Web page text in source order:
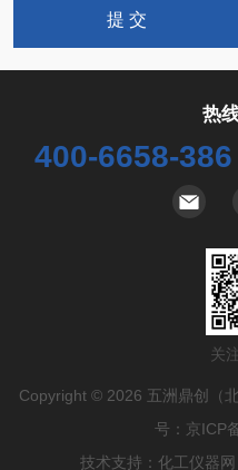
热
400-6658-
关
Copyright © 2026 五洲鼎创（
号： 京ICP
技术支持： 化工仪器网